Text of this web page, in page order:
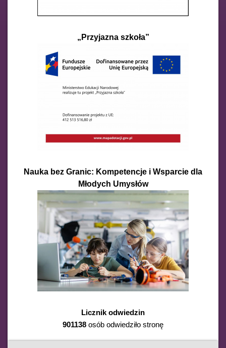
„Przyjazna szkoła”
Nauka bez Granic: Kompetencje i Wsparcie dla
Młodych Umysłów
Licznik odwiedzin
901138 osób odwiedziło stronę